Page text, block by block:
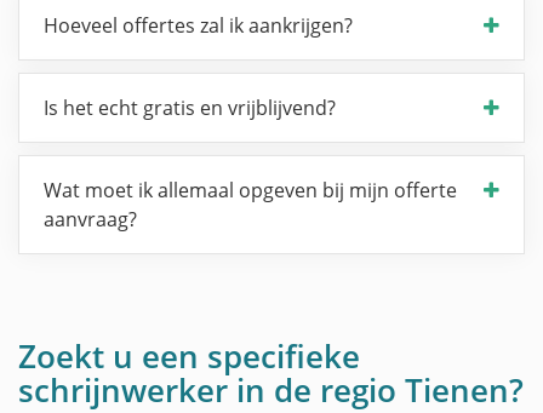
Hoeveel offertes zal ik aankrijgen?
Is het echt gratis en vrijblijvend?
Wat moet ik allemaal opgeven bij mijn offerte
aanvraag?
Zoekt u een specifieke
schrijnwerker in de regio Tienen?